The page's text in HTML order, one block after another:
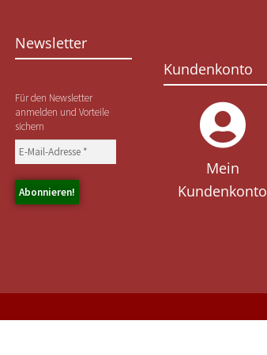
Newsletter
Für den Newsletter
anmelden und Vorteile
sichern
Kundenkonto
Mein
Kundenkonto